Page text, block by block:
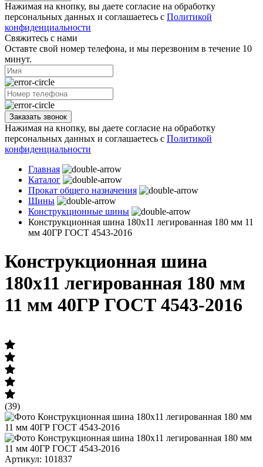
Нажимая на кнопку, вы даете согласие на обработку
персональных данных и соглашаетесь с Политикой
конфиденциальности
Свяжитесь с нами
Оставте свой номер телефона, и мы перезвоним в течение 10
минут.
Заказать звонок
Нажимая на кнопку, вы даете согласие на обработку
персональных данных и соглашаетесь с Политикой
конфиденциальности
Главная
Каталог
Прокат общего назначения
Шины
Конструкционные шины
Конструкционная шина 180х11 легированная 180 мм 11
мм 40ГР ГОСТ 4543-2016
Конструкционная шина
180х11 легированная 180 мм
11 мм 40ГР ГОСТ 4543-2016
(39)
Артикул: 101837